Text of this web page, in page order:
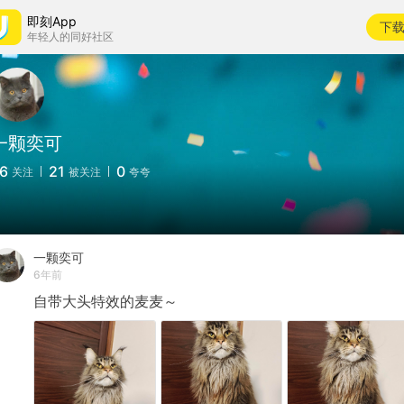
即刻App
年轻人的同好社区
下载
颗奕可
关注 21 被关注 0 夸夸
一颗奕可
6年前
自带大头特效的麦麦～